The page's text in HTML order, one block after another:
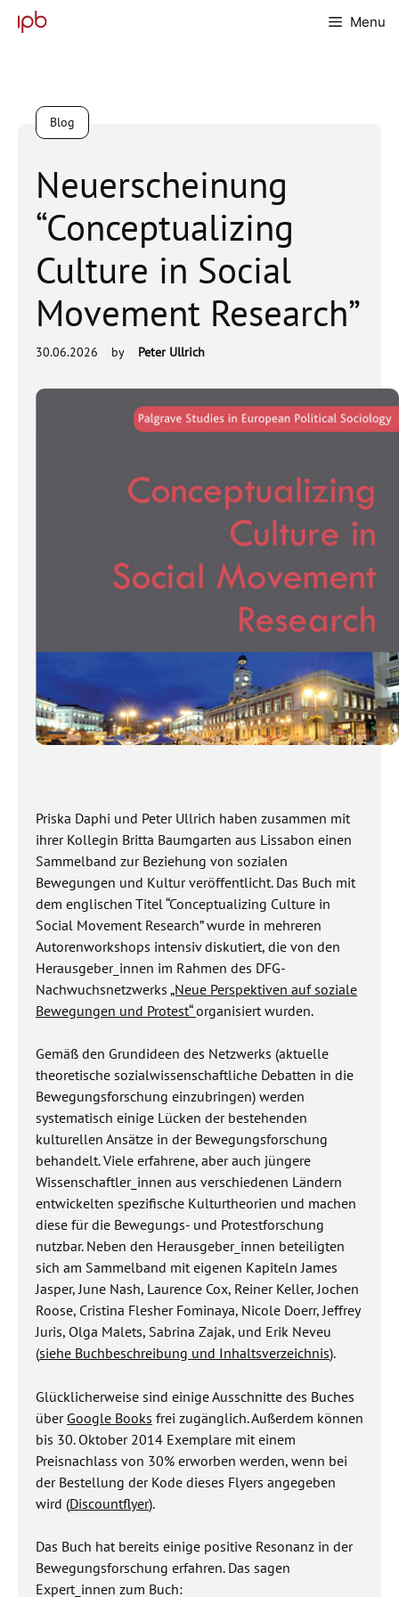
Menu
Blog
Neuerscheinung
“Conceptualizing
Culture in Social
Movement Research”
30.06.2026 by Peter Ullrich
Priska Daphi und Peter Ullrich haben zusammen mit
ihrer Kollegin Britta Baumgarten aus Lissabon einen
Sammelband zur Beziehung von sozialen
Bewegungen und Kultur veröffentlicht. Das Buch mit
dem englischen Titel “Conceptualizing Culture in
Social Movement Research” wurde in mehreren
Autorenworkshops intensiv diskutiert, die von den
Herausgeber_innen im Rahmen des DFG-
Nachwuchsnetzwerks„Neue Perspektiven auf soziale
Bewegungen und Protest“organisiert wurden.
Gemäß den Grundideen des Netzwerks (aktuelle
theoretische sozialwissenschaftliche Debatten in die
Bewegungsforschung einzubringen) werden
systematisch einige Lücken der bestehenden
kulturellen Ansätze in der Bewegungsforschung
behandelt. Viele erfahrene, aber auch jüngere
Wissenschaftler_innen aus verschiedenen Ländern
entwickelten spezifische Kulturtheorien und machen
diese für die Bewegungs- und Protestforschung
nutzbar. Neben den Herausgeber_innen beteiligten
sich am Sammelband mit eigenen Kapiteln James
Jasper, June Nash, Laurence Cox, Reiner Keller, Jochen
Roose, Cristina Flesher Fominaya, Nicole Doerr, Jeffrey
Juris, Olga Malets, Sabrina Zajak, und Erik Neveu
(siehe Buchbeschreibung und Inhaltsverzeichnis).
Glücklicherweise sind einige Ausschnitte des Buches
überGoogle Books frei zugänglich. Außerdem können
bis 30. Oktober 2014 Exemplare mit einem
Preisnachlass von 30% erworben werden, wenn bei
der Bestellung der Kode dieses Flyers angegeben
wird (Discountflyer).
Das Buch hat bereits einige positive Resonanz in der
Bewegungsforschung erfahren.Das sagen
Expert_innen zum Buch: